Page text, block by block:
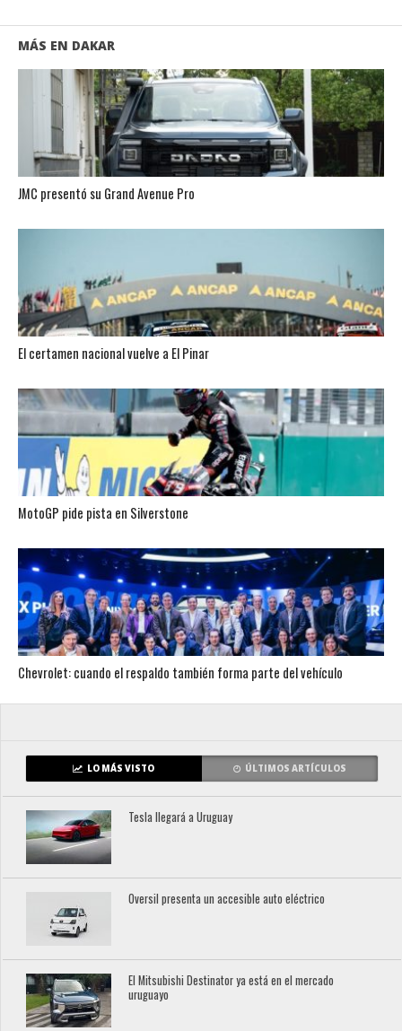
MÁS EN DAKAR
JMC presentó su Grand Avenue Pro
El certamen nacional vuelve a El Pinar
MotoGP pide pista en Silverstone
Chevrolet: cuando el respaldo también forma parte del vehículo
LO MÁS VISTO ÚLTIMOS ARTÍCULOS
Tesla llegará a Uruguay
Oversil presenta un accesible auto eléctrico
El Mitsubishi Destinator ya está en el mercado
uruguayo